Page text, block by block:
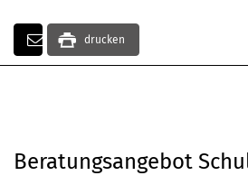
drucken
Beratungsangebot